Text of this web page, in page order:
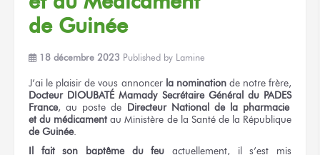
de Guinée
18 décembre 2023 Published by Lamine
J’ai le plaisir de vous annoncer la nomination de notrefrère,
Docteur DIOUBATÉ Mamady Secrétaire Général du PADES
France,au poste de DirecteurNational de la pharmacie
et du médicament au Ministère de la Santé de la République
de Guinée.
Il faitson baptême du feu actuellement, il s’est mis